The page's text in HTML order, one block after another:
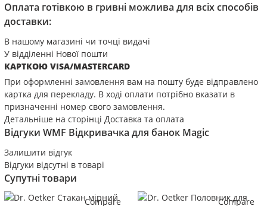
Оплата готівкою в гривні можлива для всіх способів
доставки:
В нашому магазині чи точці видачі
У відділенні Нової пошти
КАРТКОЮ VISA/MASTERCARD
При оформленні замовлення вам на пошту буде відправлено
картка для перекладу. В ході оплати потрібно вказати в
призначенні номер свого замовлення.
Детальніше на сторінці Доставка та оплата
Відгуки WMF Відкривачка для банок Magic
Залишити відгук
Відгуки відсутні в товарі
Супутні товари
Compare Compare